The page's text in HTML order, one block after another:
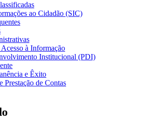
ao Cidadão (SIC)
à Informação
Institucional (PDI)
e Êxito
Prestação de Contas